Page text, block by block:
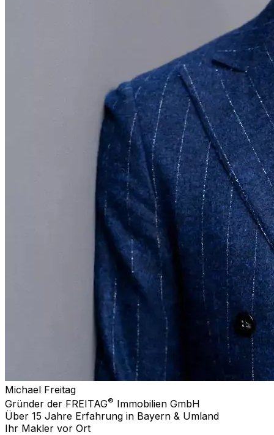
Michael Freitag
Gründer der FREITAG® Immobilien GmbH
Über 15 Jahre Erfahrung in Bayern & Umland
Ihr Makler vor Ort